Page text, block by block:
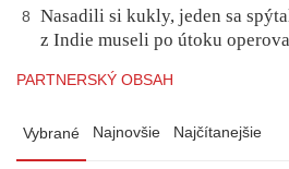
8
Nasadili si kukly, jeden sa
z Indie museli po útoku
PARTNERSKÝ OBSAH
Vybrané Najnovšie Najčítanejšie